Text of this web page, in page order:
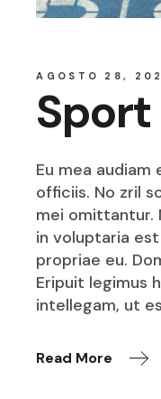
AGOSTO 28,
Eu mea audiam
officiis. No zril
mei omittantur.
in voluptaria
propriae eu.
Eripuit legimus
intellegam, ut
Read More